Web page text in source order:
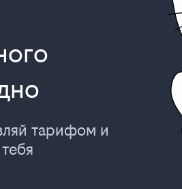
тарифом и